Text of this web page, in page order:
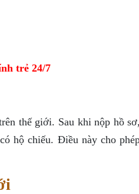
trẻ 24/7
thế giới. Sau khi nộp hồ sơ,
hộ chiếu. Điều này cho